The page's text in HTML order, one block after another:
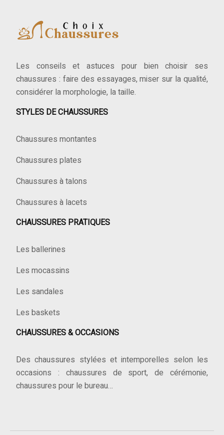
Les conseils et astuces pour bien choisir ses
chaussures : faire des essayages, miser sur la qualité,
considérer la morphologie, la taille.
STYLES DE CHAUSSURES
Chaussures montantes
Chaussures plates
Chaussures à talons
Chaussures à lacets
CHAUSSURES PRATIQUES
Les ballerines
Les mocassins
Les sandales
Les baskets
CHAUSSURES & OCCASIONS
Des chaussures stylées et intemporelles selon les
occasions : chaussures de sport, de cérémonie,
chaussures pour le bureau…